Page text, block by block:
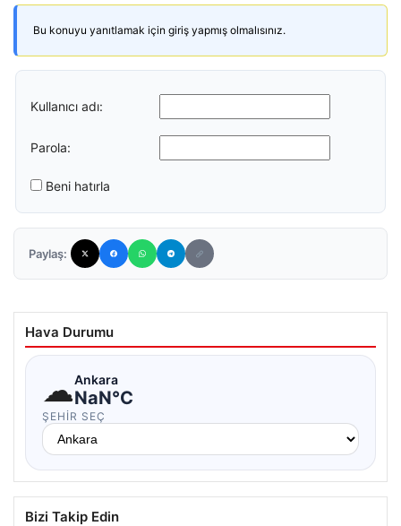
Bu konuyu yanıtlamak için giriş yapmış olmalısınız.
Kullanıcı adı:
Parola:
Beni hatırla
Paylaş:
Hava Durumu
☁Ankara
NaN°C
ŞEHIR SEÇ
Bizi Takip Edin